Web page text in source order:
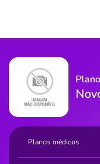
Planos médicos